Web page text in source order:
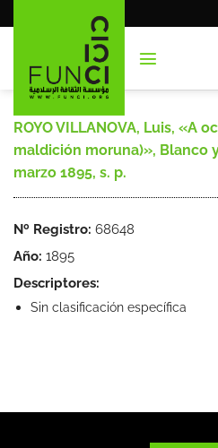
al
ROYO VILLANOVA, Luis, «A
maldición moruna)», Blanco
marzo 1895, s. p.
Nº Registro: 68648
Año: 1895
Descriptores:
Sin clasificación específica